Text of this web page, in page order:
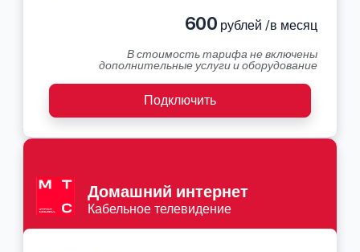
600 рублей /в месяц
В стоимость тарифа не включены
дополнительные услуги и оборудование
Подключить
Домашний интернет
Кабельное телевидение